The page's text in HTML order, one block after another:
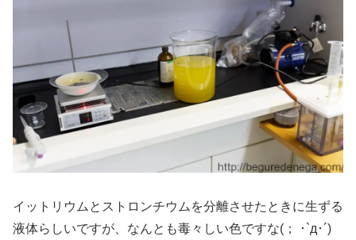
イットリウムとストロンチウムを分離させたときに生ずる
液体らしいですが、なんとも毒々しい色ですな(； ･`д･´)